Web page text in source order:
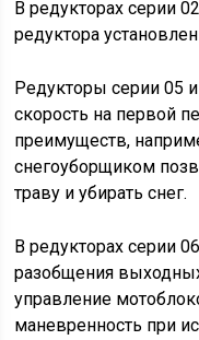
В редукторах серии
редуктора
Редукторы серии 05
скорость на первой
преимуществ,
снегоуборщиком
траву и убирать снег.
В редукторах серии
разобщения
управление
маневренность при